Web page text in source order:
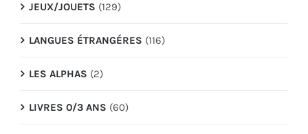
JEUX/JOUETS (129)
LANGUES ÉTRANGÉRES (116)
LES ALPHAS (2)
LIVRES 0/3 ANS (60)